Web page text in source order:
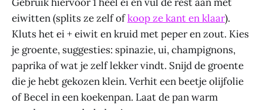
eiwitten (splits ze zelf ofkoop ze kant en klaar).
Kluts het ei + eiwit en kruid met peper en zout. Kies
je groente, suggesties: spinazie, ui, champignons,
paprika of wat je zelf lekker vindt. Snijd de groente
die je hebt gekozen klein. Verhit een beetje olijfolie
of Becel in een koekenpan. Laat de pan warm